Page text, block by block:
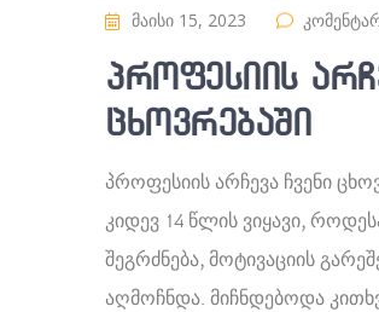
მაისი 15, 2023
პროფესიის
ცხოვრებაში
პროფესიის არჩევა ჩვენი
კიდევ 14 წლის ვიყავი,
შეგრძნება, მოტივაციის
აღმოჩნდა. მიჩნდებოდა